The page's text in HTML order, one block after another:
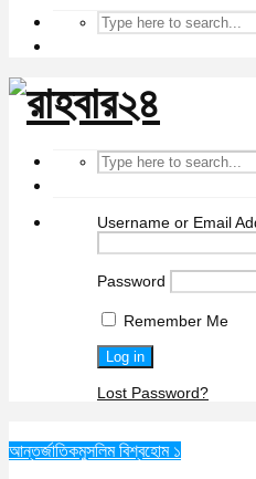
Username or Email
Password
Remember Me
Lost Password?
আন্তর্জাতিকমুসলিম বিশ্বহোম ১